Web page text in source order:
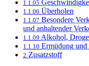
1.1.05
1.1.06 Überholen
1.1.07 Besondere
und anhaltender
1.1.09 Alkohol,
1.1.10 Ermüdung
2 Zusatzstoff